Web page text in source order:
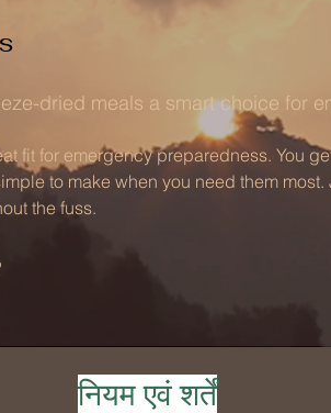
dried meals a smart choice for
fit for emergency preparedness. You
to make when you need them
the fuss.
नियम एवं शर्तें